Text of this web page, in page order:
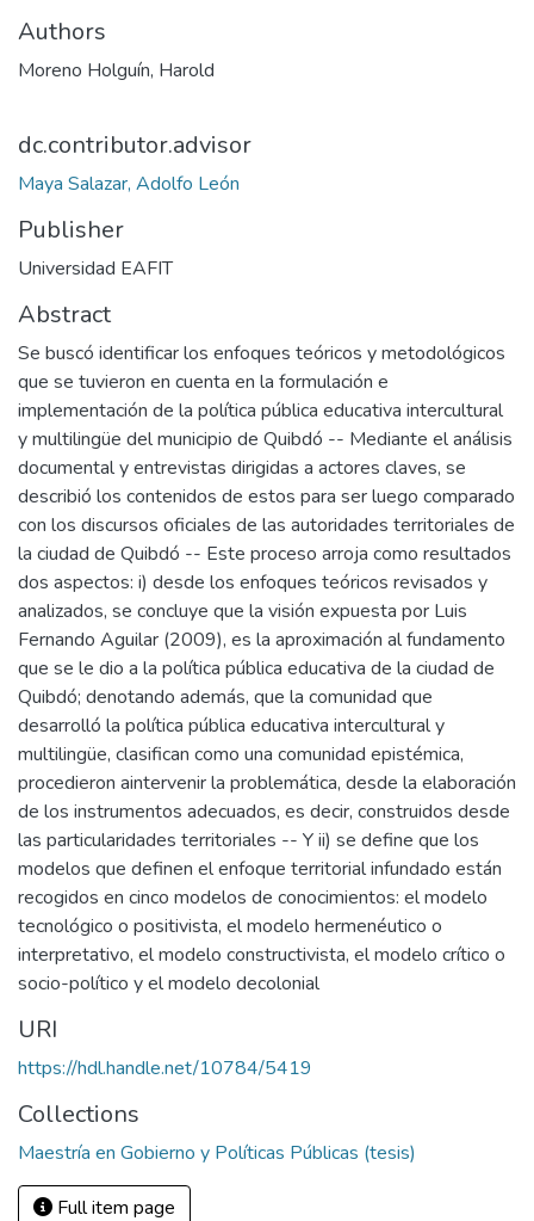
Authors
Moreno Holguín, Harold
dc.contributor.advisor
Maya Salazar, Adolfo León
Publisher
Universidad EAFIT
Abstract
Se buscó identificar los enfoques teóricos y metodológicos
que se tuvieron en cuenta en la formulación e
implementación de la política pública educativa intercultural
y multilingüe del municipio de Quibdó -- Mediante el análisis
documental y entrevistas dirigidas a actores claves, se
describió los contenidos de estos para ser luego comparado
con los discursos oficiales de las autoridades territoriales de
la ciudad de Quibdó -- Este proceso arroja como resultados
dos aspectos: i) desde los enfoques teóricos revisados y
analizados, se concluye que la visión expuesta por Luis
Fernando Aguilar (2009), es la aproximación al fundamento
que se le dio a la política pública educativa de la ciudad de
Quibdó; denotando además, que la comunidad que
desarrolló la política pública educativa intercultural y
multilingüe, clasifican como una comunidad epistémica,
procedieron aintervenir la problemática, desde la elaboración
de los instrumentos adecuados, es decir, construidos desde
las particularidades territoriales -- Y ii) se define que los
modelos que definen el enfoque territorial infundado están
recogidos en cinco modelos de conocimientos: el modelo
tecnológico o positivista, el modelo hermenéutico o
interpretativo, el modelo constructivista, el modelo crítico o
socio-político y el modelo decolonial
URI
https://hdl.handle.net/10784/5419
Collections
Maestría en Gobierno y Políticas Públicas (tesis)
Full item page